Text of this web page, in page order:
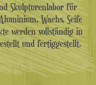
Skulpturenlabor für
Wachs, Seife
werden vollständig in
und fertiggestellt.